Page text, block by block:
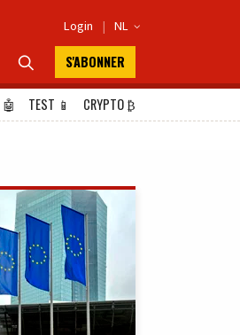
Login | NL 
 S'ABONNER
🤖 TEST 📱 CRYPTO₿